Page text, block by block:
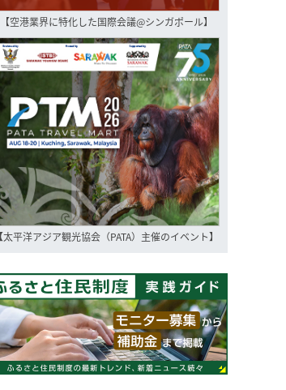
【空港業界に特化した国際会議@シンガポール】
【太平洋アジア観光協会（PATA）主催のイベント】